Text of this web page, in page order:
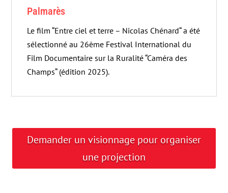
Palmarès
Le film “Entre ciel et terre – Nicolas Chénard“ a été
sélectionné au 26ème Festival International du
Film Documentaire sur la Ruralité “Caméra des
Champs“ (édition 2025).
Demander un visionnage pour organiser
une projection